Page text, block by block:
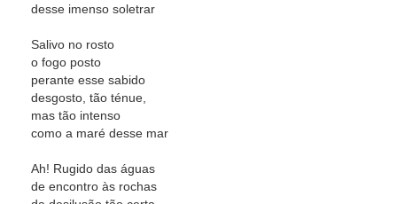
desse imenso soletrar
Salivo no rosto
o fogo posto
perante esse sabido
desgosto, tão ténue,
mas tão intenso
como a maré desse mar
Ah! Rugido das águas
de encontro às rochas